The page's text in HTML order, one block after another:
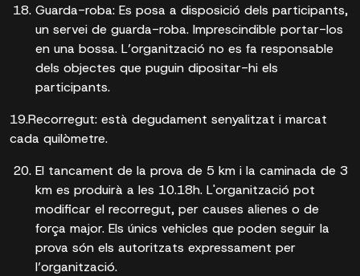
Guarda-roba: Es posa a disposició dels participants,
un servei de guarda-roba. Imprescindible portar-los
en una bossa. L’organització no es fa responsable
dels objectes que puguin dipositar-hi els
participants.
19.Recorregut: està degudament senyalitzat i marcat
cada quilòmetre.
El tancament de la prova de 5 km i la caminada de 3
km es produirà a les 10.18h. L'organització pot
modificar el recorregut, per causes alienes o de
força major. Els únics vehicles que poden seguir la
prova són els autoritzats expressament per
l’organització.